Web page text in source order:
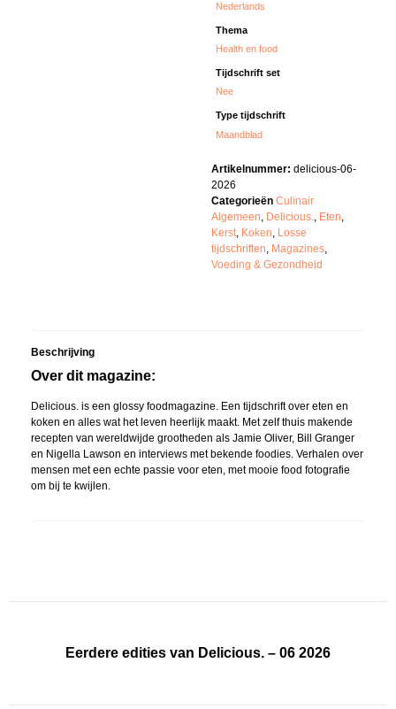
Nederlands
Thema
Health en food
Tijdschrift set
Nee
Type tijdschrift
Maandblad
Artikelnummer: delicious-06-
2026
Categorieën Culinair
Algemeen, Delicious., Eten,
Kerst, Koken, Losse
tijdschriften, Magazines,
Voeding & Gezondheid
Beschrijving
Over dit magazine:
Delicious. is een glossy foodmagazine. Een tijdschrift over eten en
koken en alles wat het leven heerlijk maakt. Met zelf thuis makende
recepten van wereldwijde grootheden als Jamie Oliver, Bill Granger
en Nigella Lawson en interviews met bekende foodies. Verhalen over
mensen met een echte passie voor eten, met mooie food fotografie
om bij te kwijlen.
Eerdere edities van Delicious. – 06 2026